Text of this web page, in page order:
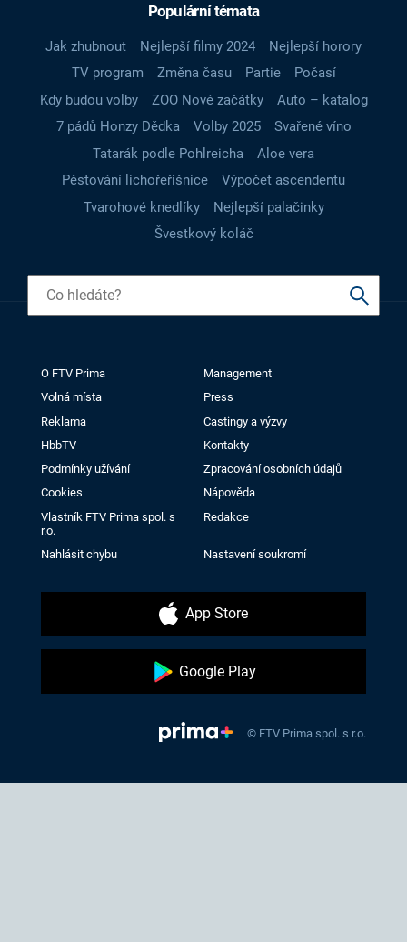
Populární témata
Jak zhubnout Nejlepší filmy 2024
Nejlepší horory
TV program
Změna času Partie
Počasí
Kdy budou volby
ZOO Nové začátky
Auto – katalog
7 pádů Honzy Dědka
Volby 2025
Svařené víno
Tatarák podle Pohlreicha
Aloe vera
Pěstování lichořeřišnice
Výpočet ascendentu
Tvarohové knedlíky
Nejlepší palačinky
Švestkový koláč
O FTV Prima
Management
Volná místa
Press
Reklama
Castingy a výzvy
HbbTV
Kontakty
Podmínky užívání
Zpracování osobních údajů
Cookies
Nápověda
Vlastník FTV Prima spol. s
r.o.
Redakce
Nahlásit chybu Nastavení soukromí
App Store
Google Play
© FTV Prima spol. s r.o.